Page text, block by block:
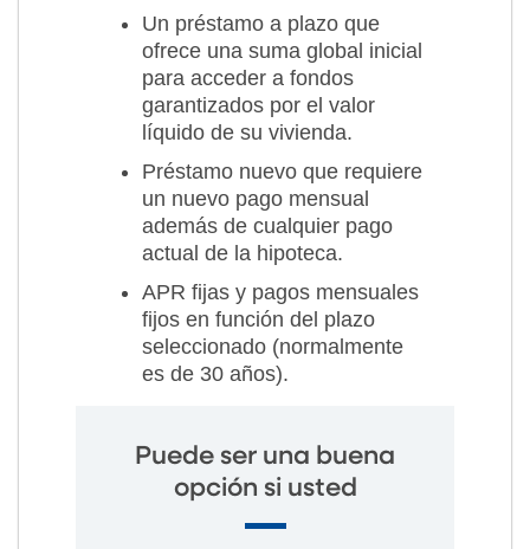
Un préstamo a plazo que
ofrece una suma global inicial
para acceder a fondos
garantizados por el valor
líquido de su vivienda.
Préstamo nuevo que requiere
un nuevo pago mensual
además de cualquier pago
actual de la hipoteca.
APR fijas y pagos mensuales
fijos en función del plazo
seleccionado (normalmente
es de 30 años).
Puede ser una buena
opción si usted